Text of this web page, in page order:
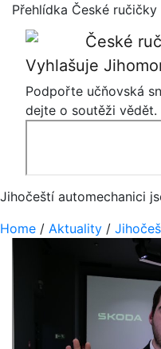
Přehlídka České ručičky
Vyhlašuje
Podpořte učňovská
dejte o soutěži vědět.
Jihočeští automechanici
Home / Aktuality /